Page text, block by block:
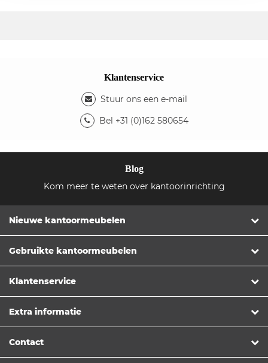
Klantenservice
Stuur ons een e-mail
Bel +31 (0)162 580654
Blog
Kom meer te weten over kantoorinrichting
Nieuwe kantoormeubelen
Gebruikte kantoormeubelen
Klantenservice
Extra informatie
Contact